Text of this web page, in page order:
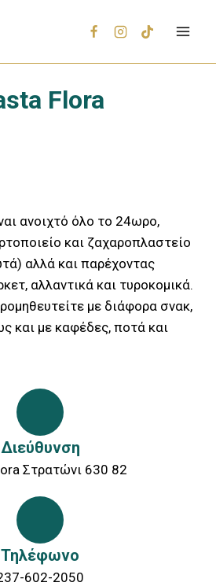
Flora
ανοιχτό όλο το 24ωρο,
και ζαχαροπλαστείο
αλλά και παρέχοντας
αλλαντικά και τυροκομικά.
με διάφορα σνακ,
και με καφέδες, ποτά και
Διεύθυνση
Στρατώνι 630 82
Τηλέφωνο
602-2050